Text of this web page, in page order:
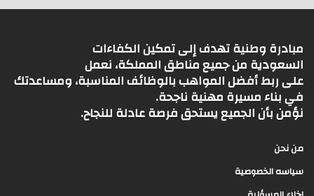
مبادرة وطنية تهدف إلى تمكين الكفاءات
السعودية من جميع مناطق المملكة، نعمل
على ربط أفضل المواهب بالوظائف المناسبة، ومساعدتك
في بناء مسيرة مهنية ناجحة.
نؤمن بأن الجميع يستحق فرصة عادلة للنجاح.
من نحن
سياسه الخصوصية